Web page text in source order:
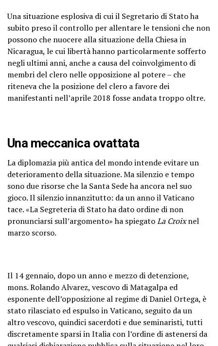
Una situazione esplosiva di cui il Segretario di Stato ha
subito preso il controllo per allentare le tensioni che non
possono che nuocere alla situazione della Chiesa in
Nicaragua, le cui libertà hanno particolarmente sofferto
negli ultimi anni, anche a causa del coinvolgimento di
membri del clero nelle opposizione al potere – che
riteneva che la posizione del clero a favore dei
manifestanti nell’aprile 2018 fosse andata troppo oltre.
Una meccanica ovattata
La diplomazia più antica del mondo intende evitare un
deterioramento della situazione. Ma silenzio e tempo
sono due risorse che la Santa Sede ha ancora nel suo
gioco. Il silenzio innanzitutto: da un anno il Vaticano
tace. «La Segreteria di Stato ha dato ordine di non
pronunciarsi sull’argomento» ha spiegatoLa Croixnel
marzo scorso.
Il 14 gennaio, dopo un anno e mezzo di detenzione,
mons. Rolando Alvarez, vescovo di Matagalpa ed
esponente dell’opposizione al regime di Daniel Ortega, è
stato rilasciato ed espulso in Vaticano, seguito da un
altro vescovo, quindici sacerdoti e due seminaristi, tutti
discretamente sparsi in Italia con l’ordine di astenersi da